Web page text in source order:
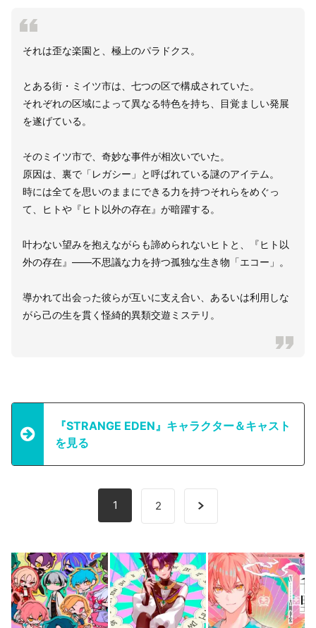
それは歪な楽園と、極上のパラドクス。
とある街・ミイツ市は、七つの区で構成されていた。
それぞれの区域によって異なる特色を持ち、目覚ましい発展
を遂げている。
そのミイツ市で、奇妙な事件が相次いでいた。
原因は、裏で「レガシー」と呼ばれている謎のアイテム。
時には全てを思いのままにできる力を持つそれらをめぐっ
て、ヒトや『ヒト以外の存在』が暗躍する。
叶わない望みを抱えながらも諦められないヒトと、『ヒト以
外の存在』――不思議な力を持つ孤独な生き物「エコー」。
導かれて出会った彼らが互いに支え合い、あるいは利用しな
がら己の生を貫く怪綺的異類交遊ミステリ。
『STRANGE EDEN』キャラクター＆キャスト
を見る
1 2